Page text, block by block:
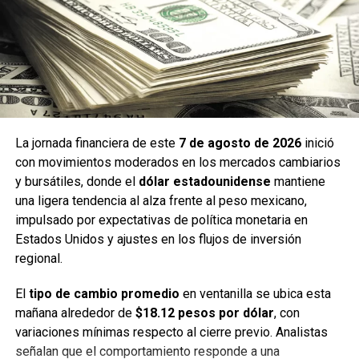
con un incremento aproximado de0.80%, impulsado por
emisoras del sector minero y de infraestructura. El
mercado local continúa beneficiándose del fortalecimiento
del peso y de un entorno internacional más estable, lo que
permite mantener una tendencia positiva en el arranque
del mes.
La combinación de un dólar estable y un mercado
accionario en ascenso genera un ambiente favorable para
los inversionistas, quienes observan una semana con
menor presión externa y mejores expectativas de
rendimiento.
Fuente: 5to Poder Agencia de Noticias
Recibe las noticias al instante
La jornada financiera de este 7 de agosto de 2026inició
con movimientos moderados en los mercados cambiarios
y bursátiles, donde el dólar estadounidense mantiene
una ligera tendencia al alza frente al peso mexicano,
impulsado por expectativas de política monetaria en
Estados Unidos y ajustes en los flujos de inversión
regional.
El tipo de cambio promedio en ventanilla se ubica esta
mañana alrededor de $18.12 pesos por dólar, con
variaciones mínimas respecto al cierre previo. Analistas
señalan que el comportamiento responde a una